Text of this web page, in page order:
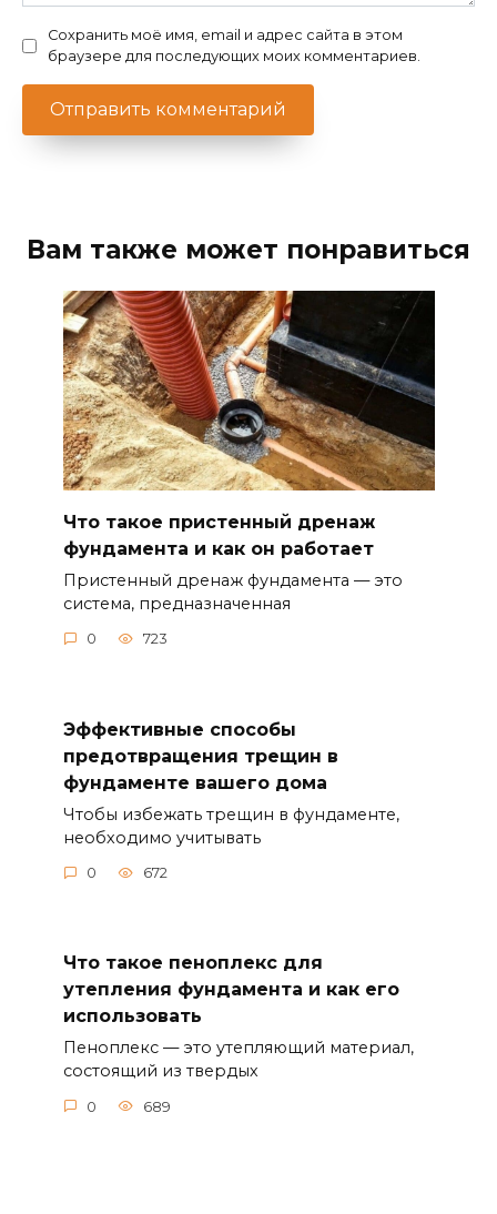
Сохранить моё имя, email и адрес сайта в этом
браузере для последующих моих комментариев.
Вам также может понравиться
Что такое пристенный дренаж
фундамента и как он работает
Пристенный дренаж фундамента — это
система, предназначенная
0 723
Эффективные способы
предотвращения трещин в
фундаменте вашего дома
Чтобы избежать трещин в фундаменте,
необходимо учитывать
0 672
Что такое пеноплекс для
утепления фундамента и как его
использовать
Пеноплекс — это утепляющий материал,
состоящий из твердых
0 689